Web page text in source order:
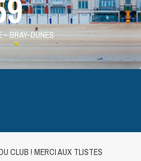
– BRAY-DUNES
CLUB ! MERCI AUX TLISTES